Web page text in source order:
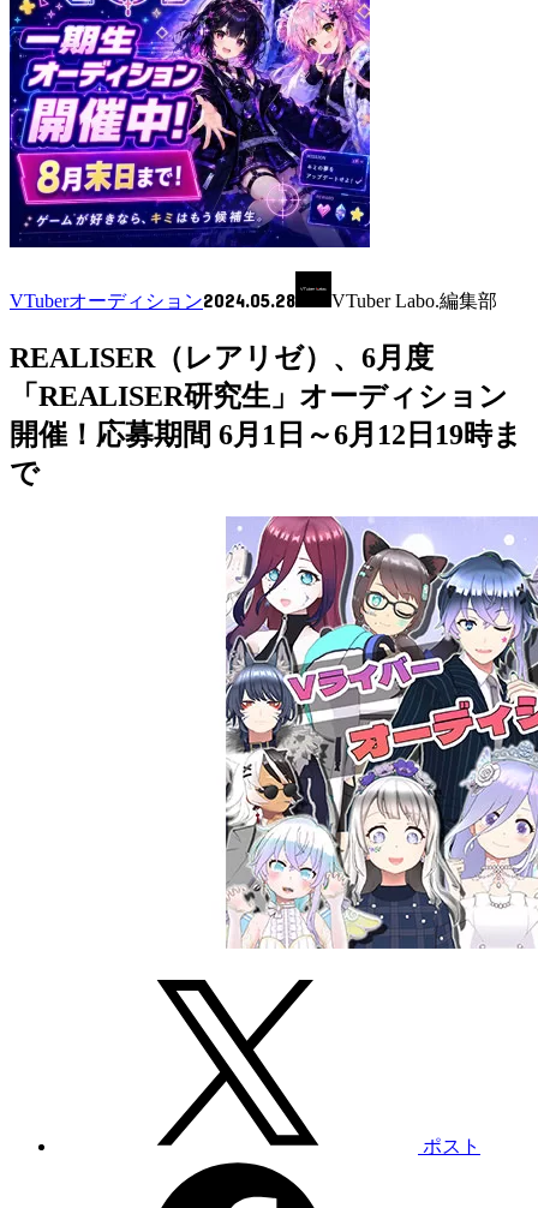
VTuberオーディション2024.05.28 VTuber Labo.編集部
REALISER（レアリゼ）、6月度
「REALISER研究生」オーディション
開催！応募期間 6月1日～6月12日19時ま
で
ポスト